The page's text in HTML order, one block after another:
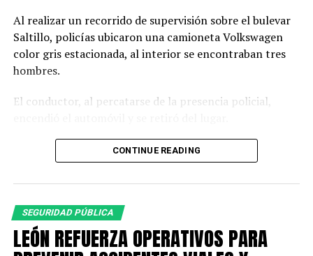
Al realizar un recorrido de supervisión sobre el bulevar
Saltillo, policías ubicaron una camioneta Volkswagen
color gris estacionada, al interior se encontraban tres
hombres.
El conductor, al percatarse de la presencia policial,
Al circular cerca del vehículo, los oficiales observaron a
simple vista botellas de cerveza, por lo que le indicaron
detener la marcha ante una posible falta administrativa;
Los policías dieron seguimiento a la camioneta hasta
lograr detenerla sobre el bulevar Juan Alonso de Torres.
CONTINUE READING
SEGURIDAD PÚBLICA
LEÓN REFUERZA OPERATIVOS PARA